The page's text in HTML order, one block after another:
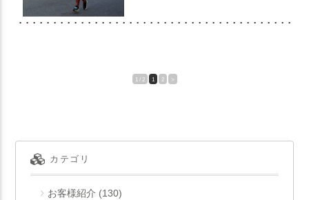
1 / 2 1 2 >
カテゴリ
お客様紹介 (130)